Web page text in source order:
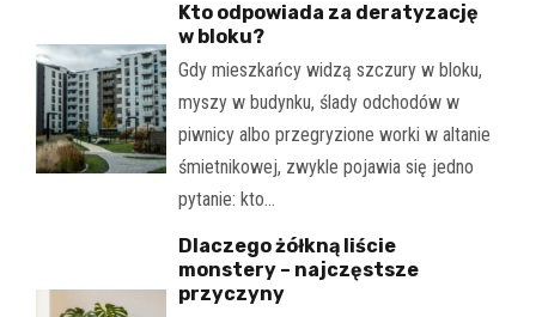
Kto odpowiada za deratyzację
w bloku?
Gdy mieszkańcy widzą szczury w bloku,
myszy w budynku, ślady odchodów w
piwnicy albo przegryzione worki w altanie
śmietnikowej, zwykle pojawia się jedno
pytanie: kto…
Dlaczego żółkną liście
monstery – najczęstsze
przyczyny